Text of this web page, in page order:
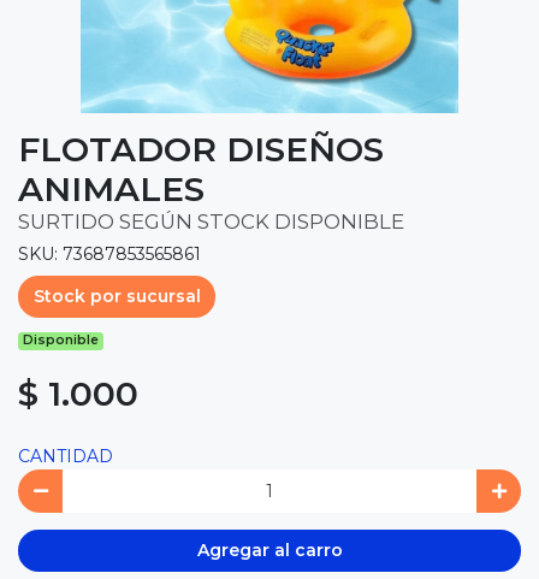
FLOTADOR DISEÑOS
ANIMALES
SURTIDO SEGÚN STOCK DISPONIBLE
SKU: 73687853565861
Stock por sucursal
Disponible
$ 1.000
CANTIDAD
Agregar al carro